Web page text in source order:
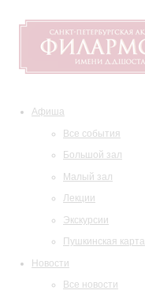
Афиша
Все события
Большой зал
Малый зал
Лекции
Экскурсии
Пушкинская карта
Новости
Все новости